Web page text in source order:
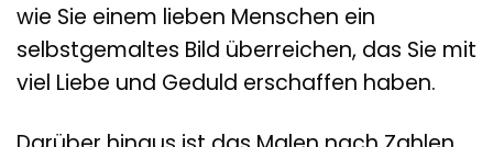
wie Sie einem lieben Menschen ein
selbstgemaltes Bild überreichen, das Sie mit
viel Liebe und Geduld erschaffen haben.